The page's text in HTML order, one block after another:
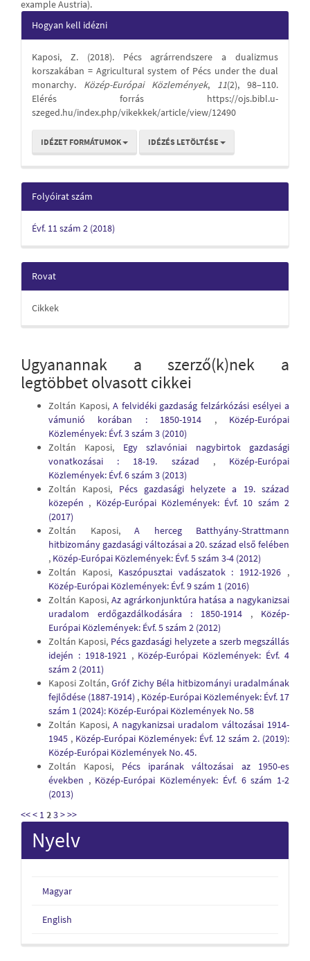
example Austria).
Article
Details
Hogyan kell idézni
Kaposi, Z. (2018). Pécs agrárrendszere a dualizmus
korszakában = Agricultural system of Pécs under the dual
monarchy. Közép-Európai Közlemények, 11(2), 98–110.
Elérés forrás https://ojs.bibl.u-
szeged.hu/index.php/vikekkek/article/view/12490
IDÉZET FORMÁTUMOK IDÉZÉS LETÖLTÉSE
Folyóirat szám
Évf. 11 szám 2 (2018)
Rovat
Cikkek
Ugyanannak a szerző(k)nek a
legtöbbet olvasott cikkei
Zoltán Kaposi, A felvidéki gazdaság felzárkózási esélyei a
vámunió korában : 1850-1914 , Közép-Európai
Közlemények: Évf. 3 szám 3 (2010)
Zoltán Kaposi, Egy szlavóniai nagybirtok gazdasági
vonatkozásai : 18-19. század , Közép-Európai
Közlemények: Évf. 6 szám 3 (2013)
Zoltán Kaposi, Pécs gazdasági helyzete a 19. század
közepén , Közép-Európai Közlemények: Évf. 10 szám 2
(2017)
Zoltán Kaposi, A herceg Batthyány-Strattmann
hitbizomány gazdasági változásai a 20. század első felében
, Közép-Európai Közlemények: Évf. 5 szám 3-4 (2012)
Zoltán Kaposi, Kaszópusztai vadászatok : 1912-1926 ,
Közép-Európai Közlemények: Évf. 9 szám 1 (2016)
Zoltán Kaposi, Az agrárkonjunktúra hatása a nagykanizsai
uradalom erdőgazdálkodására : 1850-1914 , Közép-
Európai Közlemények: Évf. 5 szám 2 (2012)
Zoltán Kaposi, Pécs gazdasági helyzete a szerb megszállás
idején : 1918-1921 , Közép-Európai Közlemények: Évf. 4
szám 2 (2011)
Kaposi Zoltán, Gróf Zichy Béla hitbizományi uradalmának
fejlődése (1887-1914) , Közép-Európai Közlemények: Évf. 17
szám 1 (2024): Közép-Európai Közlemények No. 58
Zoltán Kaposi, A nagykanizsai uradalom változásai 1914-
1945 , Közép-Európai Közlemények: Évf. 12 szám 2. (2019):
Közép-Európai Közlemények No. 45.
Zoltán Kaposi, Pécs iparának változásai az 1950-es
években , Közép-Európai Közlemények: Évf. 6 szám 1-2
(2013)
<<< 123>>>
Nyelv
Magyar
English